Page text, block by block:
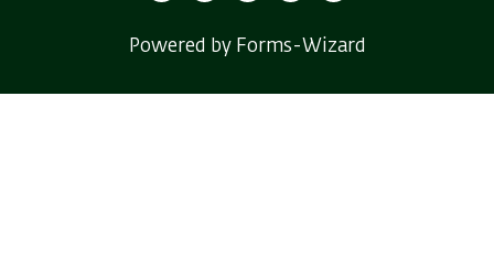
Powered by Forms-Wizard